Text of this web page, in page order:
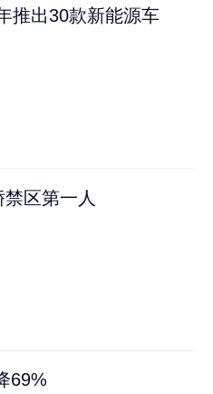
推出30款新能源车
区第一人
69%